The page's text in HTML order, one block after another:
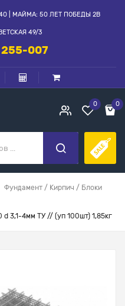
| МАЙМА: 50 ЛЕТ ПОБЕДЫ 2В
49/3
007
0 0
Фундамент / Кирпич / Блоки
3,1-4мм ТУ // (уп 100шт) 1,85кг